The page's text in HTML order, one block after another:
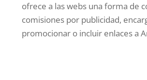
ofrece a las webs una forma de
comisiones por publicidad,
promocionar o incluir enlaces a